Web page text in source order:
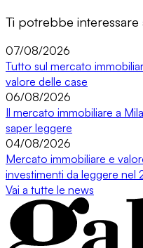
Ti potrebbe interessare
07/08/2026
Tutto sul mercato
valore delle case
06/08/2026
Il mercato immobiliare a
saper leggere
04/08/2026
Mercato immobiliare e
investimenti da leggere nel
Vai a tutte le news